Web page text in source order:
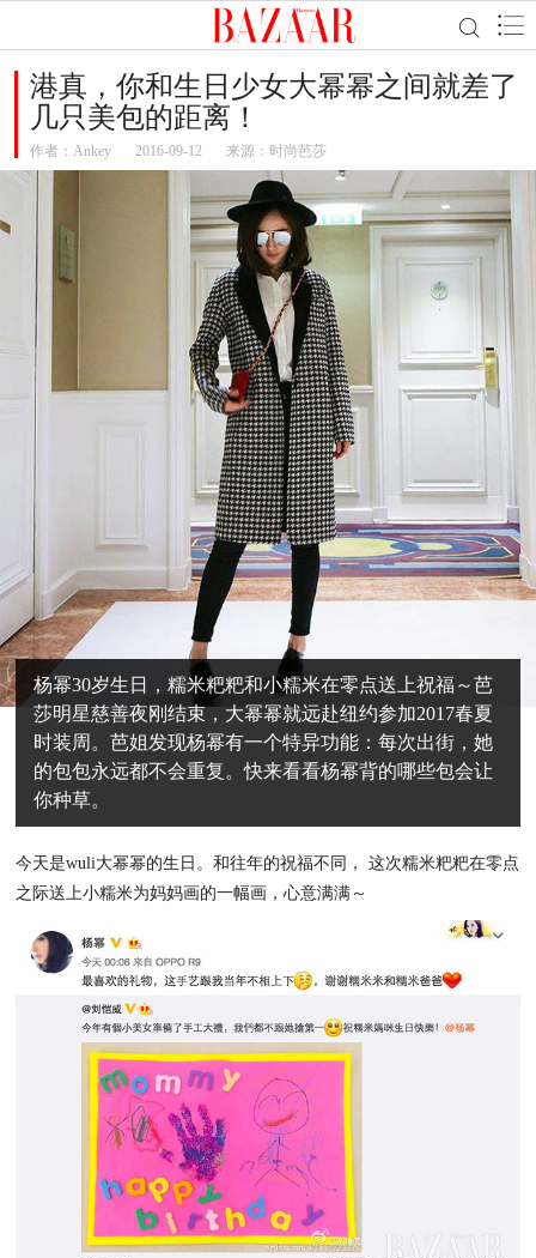
港真，你和生日少女大幂幂之间就差了
几只美包的距离！
作者： Ankey 2016-09-12 来源：时尚芭莎
杨幂30岁生日，糯米粑粑和小糯米在零点送上祝福～芭
莎明星慈善夜刚结束，大幂幂就远赴纽约参加2017春夏
时装周。芭姐发现杨幂有一个特异功能：每次出街，她
的包包永远都不会重复。快来看看杨幂背的哪些包会让
你种草。
今天是wuli大幂幂的生日。和往年的祝福不同， 这次糯米粑粑在零点
之际送上小糯米为妈妈画的一幅画，心意满满～